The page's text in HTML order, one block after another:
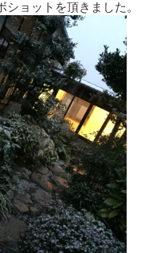
ショットを頂きました。